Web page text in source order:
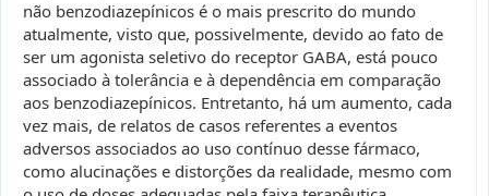
não benzodiazepínicos é o mais prescrito do mundo
atualmente, visto que, possivelmente, devido ao fato de
ser um agonista seletivo do receptor GABA, está pouco
associado à tolerância e à dependência em comparação
aos benzodiazepínicos. Entretanto, há um aumento, cada
vez mais, de relatos de casos referentes a eventos
adversos associados ao uso contínuo desse fármaco,
como alucinações e distorções da realidade, mesmo com